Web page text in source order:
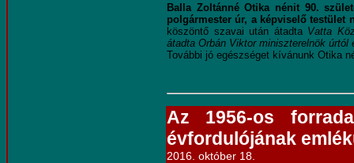
Balla Zoltánné Otika nénit 90.
polgármester úr, a képviselő testület
köszöntő szavai után átadta Vatta
átadta Orbán Viktor miniszterelnök úrtól
További jó egészséget kívánunk Otika
Az 1956-os
évfordulójának
2016. október 18.